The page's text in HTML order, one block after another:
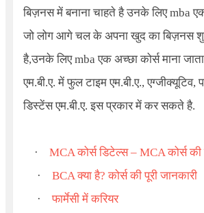
बिज़नस में बनाना चाहते है उनके लिए mba
जो लोग आगे चल के अपना खुद का बिज़नस
है,उनके लिए mba एक अच्छा कोर्स माना
एम.बी.ए. में फुल टाइम एम.बी.ए., एग्जीक्यूटिव,
डिस्टेंस एम.बी.ए. इस प्रकार में कर सकते है.
·
MCA कोर्स डिटेल्स – MCA कोर्स की
·
BCA क्या है? कोर्स की पूरी जानकारी
·
फार्मेसी में करियर